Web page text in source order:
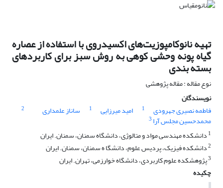
تهیه نانوکامپوزیت‌های اکسیدروی با استفاده از عصاره
گیاه پونه وحشی کوهی به روش سبز برای کاربردهای
بسته بندی
نوع مقاله : مقاله پژوهشی
نویسندگان
فاطمه نصیری جهرودی
1 امید میرزایی 1 ساناز علمداری 2
محمدحسین مجلس آرا 3
1 دانشکده مهندسی مواد و متالوژی، دانشگاه سمنان، سمنان. ایران
2دانشکده فیزیک، پردیس علوم، دانشگا ه سمنان، سمنان. ایران
3پژوهشکده علوم کاربردی، دانشگاه خوارزمی، تهران. ایران
چکیده